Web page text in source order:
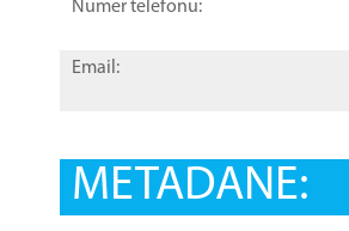
Numer telefonu:
Email:
METADANE: